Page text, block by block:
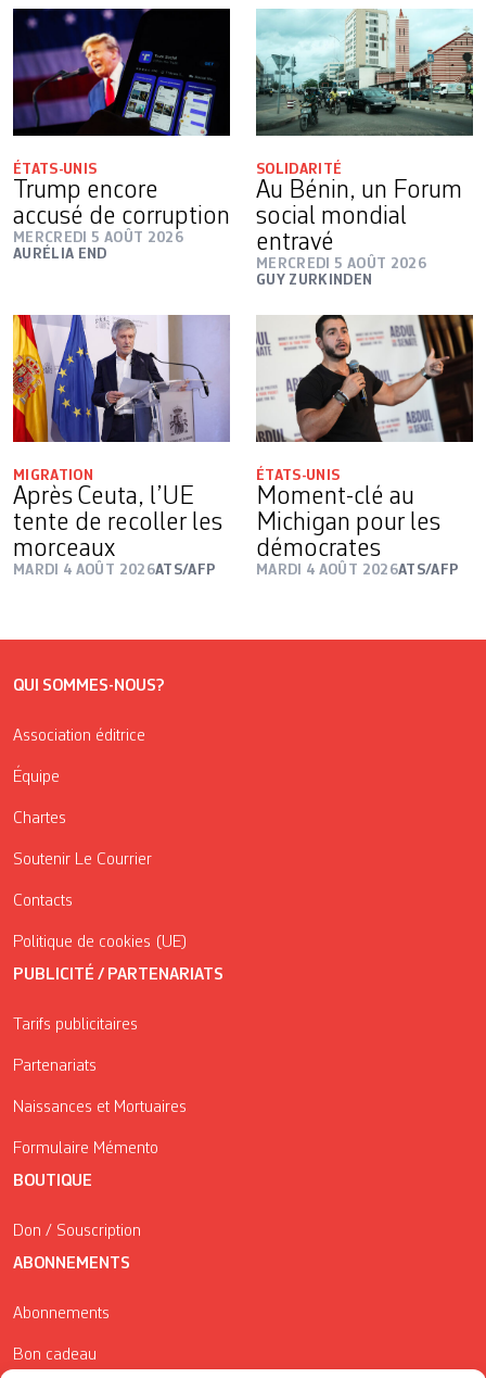
ÉTATS-UNIS
Trump encore
accusé de corruption
MERCREDI 5 AOÛT 2026
AURÉLIA END
SOLIDARITÉ
Au Bénin, un Forum
social mondial
entravé
MERCREDI 5 AOÛT 2026
GUY ZURKINDEN
MIGRATION
Après Ceuta, l’UE
tente de recoller les
morceaux
MARDI 4 AOÛT 2026ATS/AFP
ÉTATS-UNIS
Moment-clé au
Michigan pour les
démocrates
MARDI 4 AOÛT 2026ATS/AFP
QUI SOMMES-NOUS?
Association éditrice
Équipe
Chartes
Soutenir Le Courrier
Contacts
Politique de cookies (UE)
PUBLICITÉ / PARTENARIATS
Tarifs publicitaires
Partenariats
Naissances et Mortuaires
Formulaire Mémento
BOUTIQUE
Don / Souscription
ABONNEMENTS
Abonnements
Bon cadeau